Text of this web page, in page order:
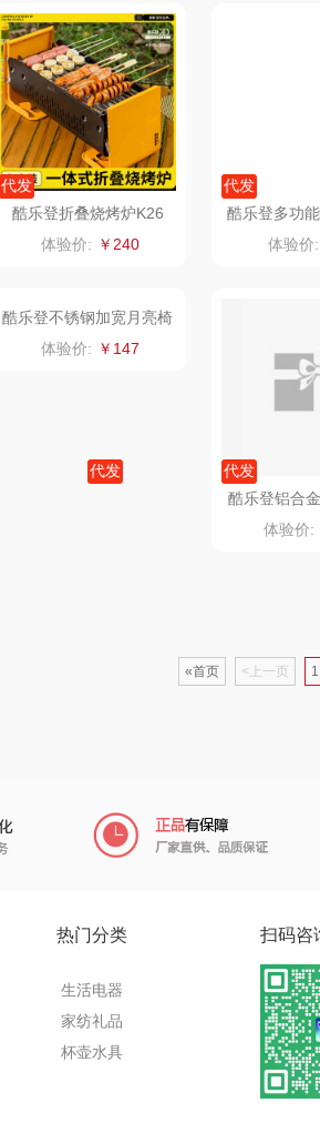
禹鸿物予 艾可熊
高洁丝 护舒宝
氛围部落
陇间柒月(包销款) 民
胡姬花 金龙鱼
施
得
普
奥苏米 猫
代发
酷乐登折叠烧烤炉K26
体验价: ￥240
代发
酷乐登多功
体验价:
«首页 <上一页 1
热门分类
生活电器
家纺礼品
杯壶水具
扫码咨